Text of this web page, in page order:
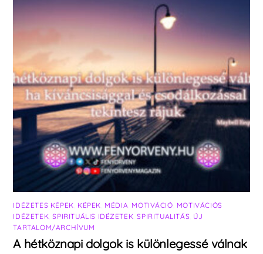
IDÉZETES KÉPEK KÉPEK MÉDIA MOTIVÁCIÓ MOTIVÁCIÓS
IDÉZETEK ,SPIRITUÁLIS IDÉZETEK ,SPIRITUALITÁS ÚJ
TARTALOM/ARCHÍVUM
A hétköznapi dolgok is különlegessé válnak